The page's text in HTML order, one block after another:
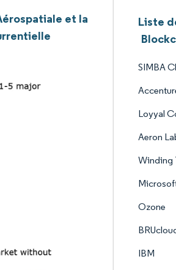
et la
Liste
SIMBA
Loyyal
Aeron
Winding
Ozone
IBM